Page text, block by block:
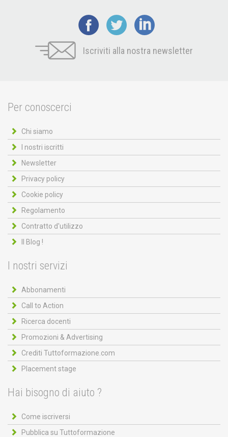
Iscriviti alla nostra newsletter
Per conoscerci
Chi siamo
I nostri iscritti
Newsletter
Privacy policy
Cookie policy
Regolamento
Contratto d'utilizzo
Il Blog !
I nostri servizi
Abbonamenti
Call to Action
Ricerca docenti
Promozioni & Advertising
Crediti Tuttoformazione.com
Placement stage
Hai bisogno di aiuto ?
Come iscriversi
Pubblica su Tuttoformazione